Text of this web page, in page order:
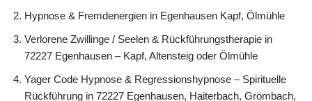
Hypnose & Fremdenergien in Egenhausen Kapf, Ölmühle
Verlorene Zwillinge / Seelen & Rückführungstherapie in
72227 Egenhausen – Kapf, Altensteig oder Ölmühle
Yager Code Hypnose & Regressionshypnose – Spirituelle
Rückführung in 72227 Egenhausen, Haiterbach, Grömbach,